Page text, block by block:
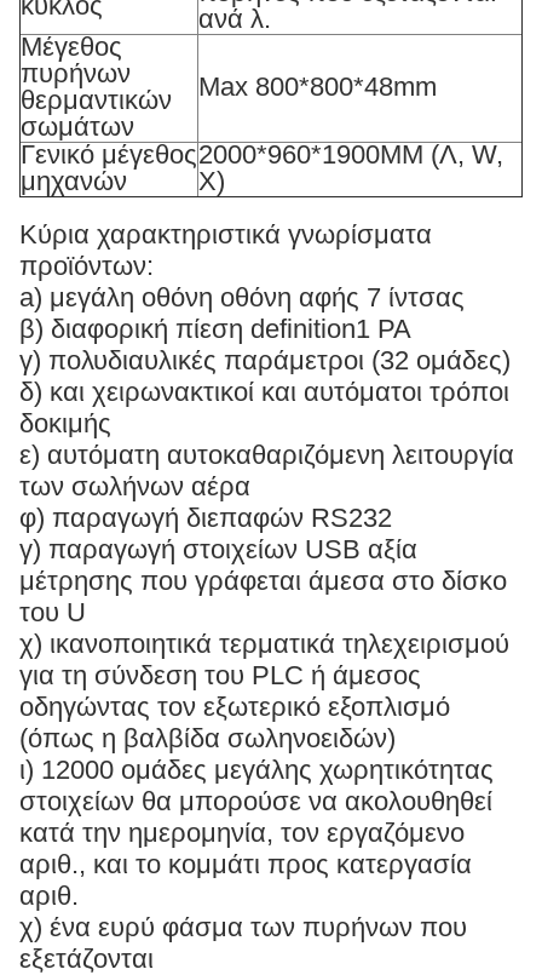
ανά λ.
Μέγεθος
πυρήνων
θερμαντικών
σωμάτων
Max 800*800*48mm
Γενικό μέγεθος
μηχανών
2000*960*1900MM (Λ, W,
Χ)
Κύρια χαρακτηριστικά γνωρίσματα
προϊόντων:
a) μεγάλη οθόνη οθόνη αφής 7 ίντσας
β) διαφορική πίεση definition1 PA
γ) πολυδιαυλικές παράμετροι (32 ομάδες)
δ) και χειρωνακτικοί και αυτόματοι τρόποι
δοκιμής
ε) αυτόματη αυτοκαθαριζόμενη λειτουργία
των σωλήνων αέρα
φ) παραγωγή διεπαφών RS232
γ) παραγωγή στοιχείων USB αξία
μέτρησης που γράφεται άμεσα στο δίσκο
του U
χ) ικανοποιητικά τερματικά τηλεχειρισμού
για τη σύνδεση του PLC ή άμεσος
οδηγώντας τον εξωτερικό εξοπλισμό
(όπως η βαλβίδα σωληνοειδών)
ι) 12000 ομάδες μεγάλης χωρητικότητας
στοιχείων θα μπορούσε να ακολουθηθεί
κατά την ημερομηνία, τον εργαζόμενο
αριθ., και το κομμάτι προς κατεργασία
αριθ.
χ) ένα ευρύ φάσμα των πυρήνων που
εξετάζονται